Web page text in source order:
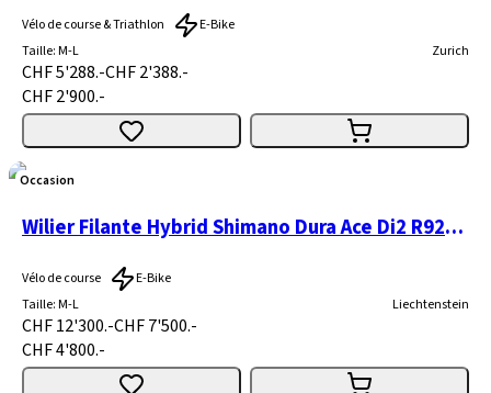
Vélo de course & Triathlon
E-Bike
Taille:M-L Zurich
CHF 5'288.-CHF 2'388.-
CHF 2'900.-
Occasion
Wilier Filante Hybrid Shimano Dura Ace Di2 R9270 + Mahle X20
Vélo de course
E-Bike
Taille:M-L Liechtenstein
CHF 12'300.-CHF 7'500.-
CHF 4'800.-